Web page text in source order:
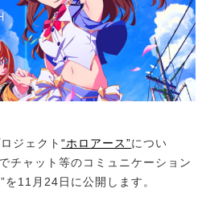
ジェクト“ホロアース”につい
チャット等のコミュニケーション
を11月24日に公開します。